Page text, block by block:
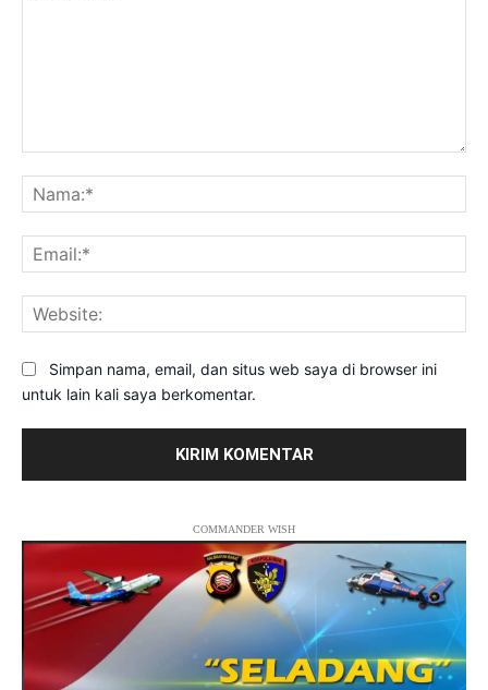
Simpan nama, email, dan situs web saya di browser ini
untuk lain kali saya berkomentar.
COMMANDER WISH